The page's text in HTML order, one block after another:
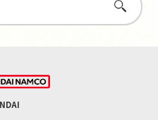
さがす